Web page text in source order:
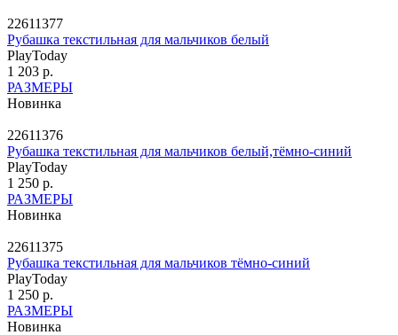
22611377
Рубашка текстильная для мальчиков белый
PlayToday
1 203 р.
РАЗМЕРЫ
Новинка
22611376
Рубашка текстильная для мальчиков белый,тёмно-синий
PlayToday
1 250 р.
РАЗМЕРЫ
Новинка
22611375
Рубашка текстильная для мальчиков тёмно-синий
PlayToday
1 250 р.
РАЗМЕРЫ
Новинка